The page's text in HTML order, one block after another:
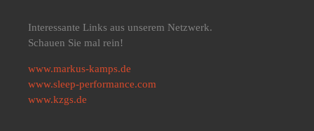
Interessante Links aus unserem Netzwerk.
Schauen Sie mal rein!
www.markus-kamps.de
www.sleep-performance.com
www.kzgs.de